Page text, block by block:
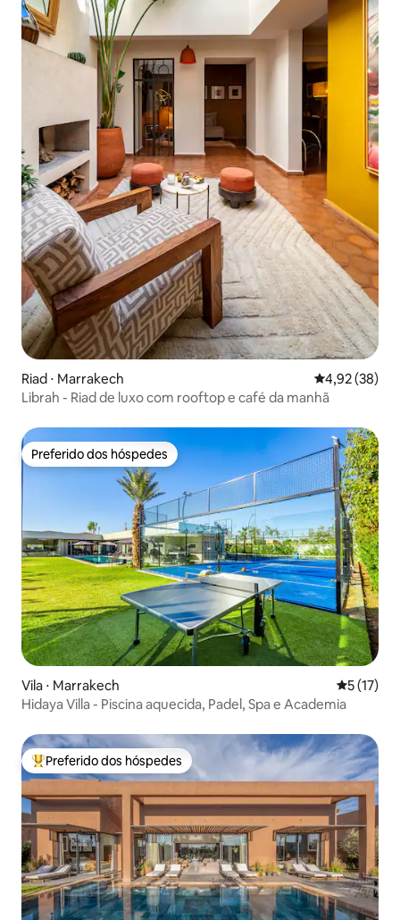
Riad ⋅ Marrakech 4,92 de uma
4,92 (38)
Librah - Riad de luxo com rooftop e café da manhã
Preferido dos hóspedes
Preferido dos hóspedes
Vila ⋅ Marrakech 5 de uma
5 (17)
Hidaya Villa - Piscina aquecida, Padel, Spa e Academia
Entre os melhores preferidos dos hóspedes
Preferido dos hóspedes